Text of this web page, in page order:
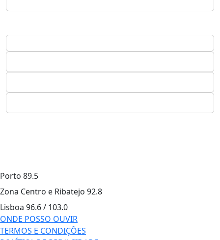
Porto 89.5
Zona Centro e Ribatejo 92.8
Lisboa 96.6 / 103.0
ONDE POSSO OUVIR
TERMOS E CONDIÇÕES